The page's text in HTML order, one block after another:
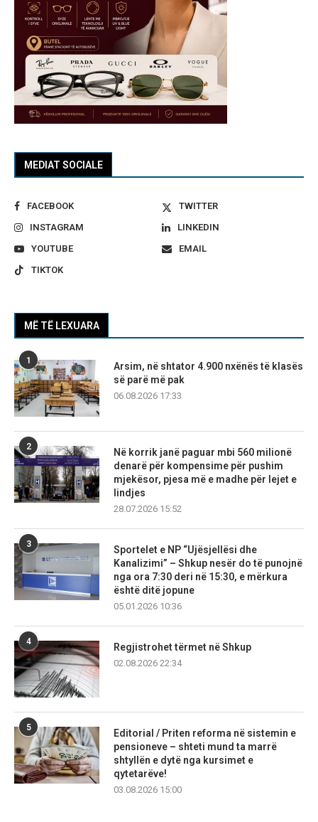
MEDIAT SOCIALE
FACEBOOK
TWITTER
INSTAGRAM
LINKEDIN
YOUTUBE
EMAIL
TIKTOK
MË TË LEXUARA
1
Arsim, në shtator 4.900 nxënës të klasës
së parë më pak
06.08.2026 17:33
2
Në korrik janë paguar mbi 560 milionë
denarë për kompensime për pushim
mjekësor, pjesa më e madhe për lejet e
lindjes
28.07.2026 15:52
3
Sportelet e NP “Ujësjellësi dhe
Kanalizimi” – Shkup nesër do të punojnë
nga ora 7:30 deri në 15:30, e mërkura
është ditë jopune
05.01.2026 10:36
4
Regjistrohet tërmet në Shkup
02.08.2026 22:34
5
Editorial / Priten reforma në sistemin e
pensioneve – shteti mund ta marrë
shtyllën e dytë nga kursimet e
qytetarëve!
03.08.2026 15:00